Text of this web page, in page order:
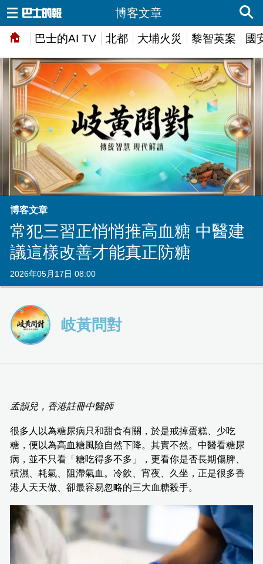
巴士的AI TV 北都 大埔火災 黎智英案 國
博客文章
博客文章
常犯三習正悄悄推高血糖 中醫建
議這樣改善才能真正防糖
2026年05月17日 08:00
岐黃問對
孟韻兒，香港註冊中醫師
很多人以為糖尿病只和甜食有關，於是戒掉蛋糕、少吃
糖，便以為高血糖風險自然下降。其實不然。中醫看糖尿
病，並不只看「糖吃得多不多」，更看你是否長期傷脾、
積濕、耗氣、阻滯氣血。冷飲、宵夜、久坐，正是很多香
港人天天做、卻最容易忽略的三大血糖殺手。